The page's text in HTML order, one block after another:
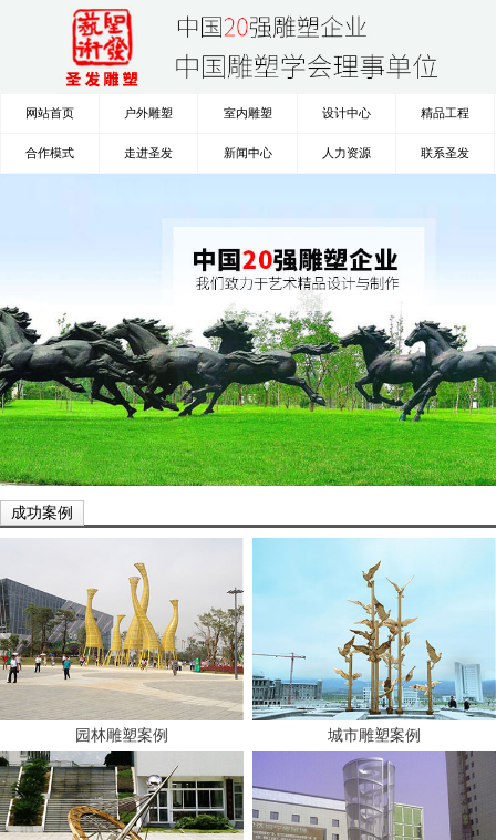
网站首页 户外雕塑 室内雕塑 设计中心 精品工程
合作模式 走进圣发 新闻中心 人力资源 联系圣发
成功案例
园林雕塑案例 城市雕塑案例